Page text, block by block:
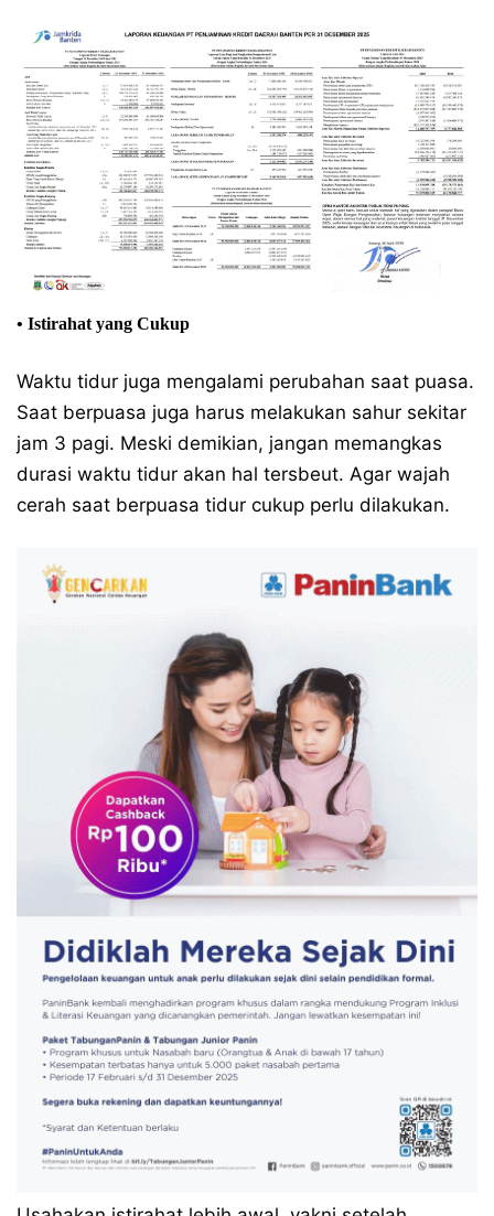
• Istirahat yang Cukup
Waktu tidur juga mengalami perubahan saat puasa.
Saat berpuasa juga harus melakukan sahur sekitar
jam 3 pagi. Meski demikian, jangan memangkas
durasi waktu tidur akan hal tersbeut. Agar wajah
cerah saat berpuasa tidur cukup perlu dilakukan.